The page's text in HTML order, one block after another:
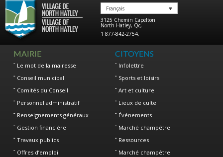
Français
3125 Chemin Capelton
North Hatley, Qc,
1 877-842-2754,
MAIRIE
Le mot de la mairesse
Conseil municipal
Comités du Conseil
Personnel administratif
Renseignements généraux
Gestion financière
Travaux publics
Offres d’emploi
CITOYENS
Infolettre
Sports et loisirs
Art et culture
Lieux de culte
Événements
Marché champêtre
Ressources
Marché champêtre